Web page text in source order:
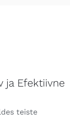
ja Efektiivne
teiste